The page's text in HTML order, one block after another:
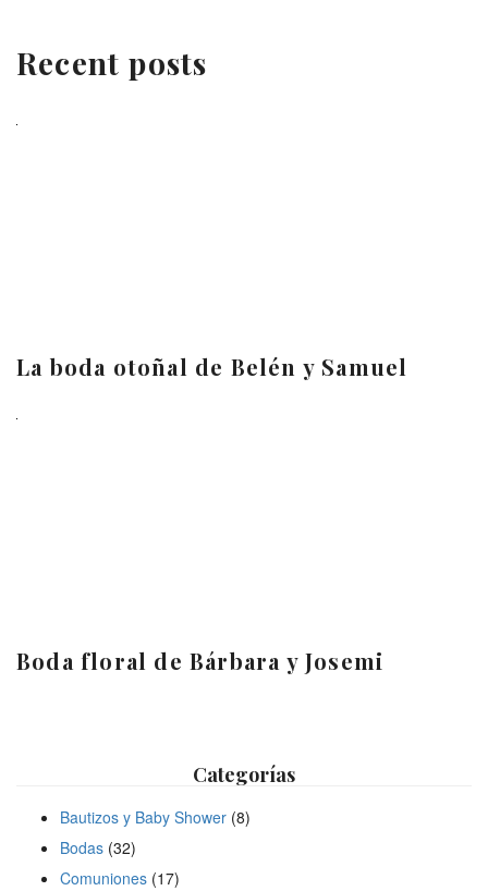
Recent posts
La boda otoñal de Belén y Samuel
Boda floral de Bárbara y Josemi
Categorías
Bautizos y Baby Shower (8)
Bodas (32)
Comuniones (17)